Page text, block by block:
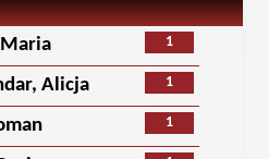
1
1
Alicja
1